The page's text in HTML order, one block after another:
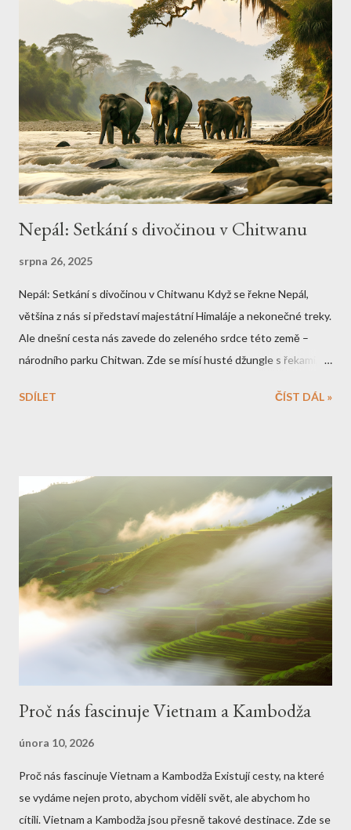
rozvrhnout tempo – abys necestoval víc, než je potřeba, a přitom
viděl maximum.
Nepál: Setkání s divočinou v Chitwanu
srpna 26, 2025
Nepál: Setkání s divočinou v Chitwanu Když se řekne Nepál,
většina z nás si představí majestátní Himaláje a nekonečné treky.
Ale dnešní cesta nás zavede do zeleného srdce této země –
národního parku Chitwan. Zde se mísí husté džungle s řekami,
slavné bengálské tygry. Pokud máte dobrodružného ducha,
přednost vodním zážitkům, Chitwan nabízí také plavby na kánoi
po řece Rapti. Krokodýli se tu líně povalují na březích a ptáci
zpívají tak, že se cítíte jako v živém dokumentu Davida
Attenborougha. A když máte štěstí, zahlédnete i orla kroužícího
vysoko nad vámi. Je to ta chvíle, kdy si uvědomíte, jak malí jsme
vedle přírodních divů. Až vás hlad po objevování unaví, dejte si
čas na setkání s místními lidmi z etnika Tharu. Jejich vesnice, ...
SDÍLET ČÍST DÁL »
Proč nás fascinuje Vietnam a Kambodža
února 10, 2026
Proč nás fascinuje Vietnam a Kambodža Existují cesty, na které
se vydáme nejen proto, abychom viděli svět, ale abychom ho
cítili. Vietnam a Kambodža jsou přesně takové destinace. Zde se